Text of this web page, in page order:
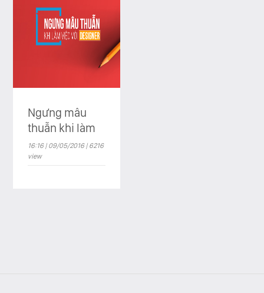
Ngưng mâu
thuẫn khi làm
việc với
Designer
16:16 | 09/05/2016 | 6216
view